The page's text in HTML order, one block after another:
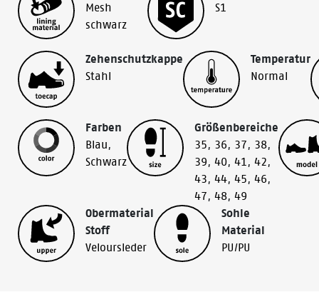
Mesh
schwarz
S1
Zehenschutzkappe
Stahl
Temperatur
Normal
Farben
Blau,
Schwarz
Größenbereiche
35, 36, 37, 38,
39, 40, 41, 42,
43, 44, 45, 46,
47, 48, 49
Obermaterial
Stoff
Veloursleder
Sohle
Material
PU/PU